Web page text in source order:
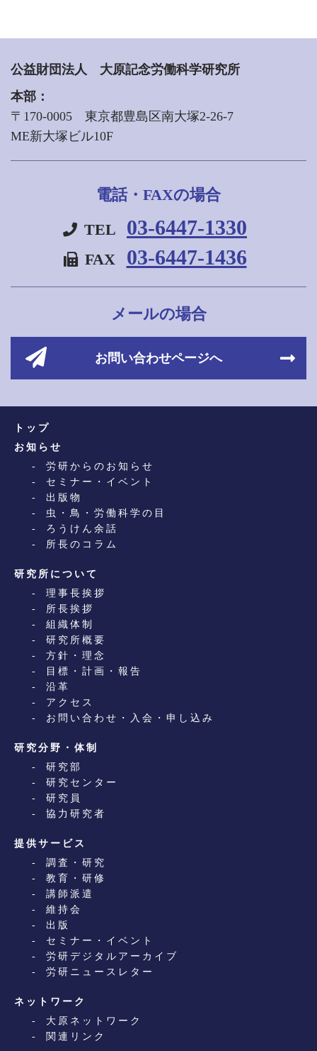
公益財団法人 大原記念労働科学研究所
本部：
〒170-0005 東京都豊島区南大塚2-26-7
ME新大塚ビル10F
電話・FAXの場合
TEL
03-6447-1330
FAX 03-6447-1436
メールの場合
お問い合わせページへ
トップ
お知らせ
労研からのお知らせ
セミナー・イベント
出版物
虫・鳥・労働科学の目
ろうけん余話
所長のコラム
研究所について
理事長挨拶
所長挨拶
組織体制
研究所概要
方針・理念
目標・計画・報告
沿革
アクセス
お問い合わせ・入会・申し込み
研究分野・体制
研究部
研究センター
研究員
協力研究者
提供サービス
調査・研究
教育・研修
講師派遣
維持会
出版
セミナー・イベント
労研デジタルアーカイブ
労研ニュースレター
ネットワーク
大原ネットワーク
関連リンク